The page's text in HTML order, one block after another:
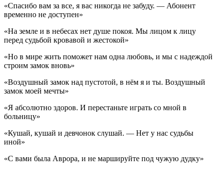
«Спасибо вам за все, я вас никогда не забуду. — Абонент
временно не доступен»
«На земле и в небесах нет душе покоя. Мы лицом к лицу
перед судьбой кровавой и жестокой»
«Но в мире жить поможет нам одна любовь, и мы с надеждой
строим замок вновь»
«Воздушный замок над пустотой, в нём я и ты. Воздушный
замок моей мечты»
«Я абсолютно здоров. И перестаньте играть со мной в
больницу»
«Кушай, кушай и девчонок слушай. — Нет у нас судьбы
иной»
«С вами была Аврора, и не маршируйте под чужую дудку»